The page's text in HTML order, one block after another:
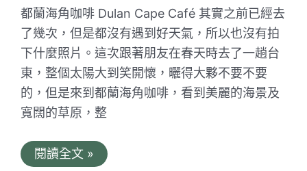
妙
的
午
後
時
光
吧
都蘭海角咖啡 Dulan Cape Café 其實之前已經去
了幾次，但是都沒有遇到好天氣，所以也沒有拍
下什麼照片。這次跟著朋友在春天時去了一趟台
東，整個太陽大到笑開懷，曬得大夥不要不要
的，但是來到都蘭海角咖啡，看到美麗的海景及
寬闊的草原，整
台
東
閱讀全文 »